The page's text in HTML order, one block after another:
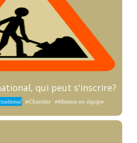
qui peut s'inscrire?
#Chantier #Mission en équipe